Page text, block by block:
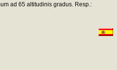
ad 65 altitudinis gradus. Resp.: